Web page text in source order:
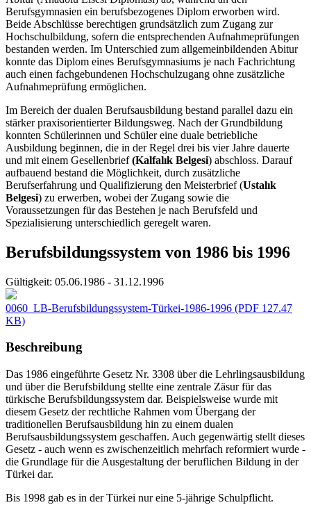
Berufsgymnasien ein berufsbezogenes Diplom erworben wird.
Beide Abschlüsse berechtigen grundsätzlich zum Zugang zur
Hochschulbildung, sofern die entsprechenden Aufnahmeprüfungen
bestanden werden. Im Unterschied zum allgemeinbildenden Abitur
konnte das Diplom eines Berufsgymnasiums je nach Fachrichtung
auch einen fachgebundenen Hochschulzugang ohne zusätzliche
Aufnahmeprüfung ermöglichen.
Im Bereich der dualen Berufsausbildung bestand parallel dazu ein
stärker praxisorientierter Bildungsweg. Nach der Grundbildung
konnten Schülerinnen und Schüler eine duale betriebliche
Ausbildung beginnen, die in der Regel drei bis vier Jahre dauerte
und mit einem Gesellenbrief(Kalfalık Belgesi) abschloss. Darauf
aufbauend bestand die Möglichkeit, durch zusätzliche
Berufserfahrung und Qualifizierung den Meisterbrief (Ustalık
Belgesi) zu erwerben, wobei der Zugang sowie die
Voraussetzungen für das Bestehen je nach Berufsfeld und
Spezialisierung unterschiedlich geregelt waren.
Berufsbildungssystem von 1986 bis 1996
Gültigkeit: 05.06.1986 - 31.12.1996
0060_LB-Berufsbildungssystem-Türkei-1986-1996 (PDF 127.47
KB)
Beschreibung
Das 1986 eingeführte Gesetz Nr. 3308 über die Lehrlingsausbildung
und über die Berufsbildung stellte eine zentrale Zäsur für das
türkische Berufsbildungssystem dar. Beispielsweise wurde mit
diesem Gesetz der rechtliche Rahmen vom Übergang der
traditionellen Berufsausbildung hin zu einem dualen
Berufsausbildungssystem geschaffen. Auch gegenwärtig stellt dieses
Gesetz - auch wenn es zwischenzeitlich mehrfach reformiert wurde -
die Grundlage für die Ausgestaltung der beruflichen Bildung in der
Türkei dar.
Bis 1998 gab es in der Türkei nur eine 5-jährige Schulpflicht.